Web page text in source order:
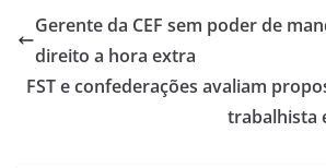
Gerente da CEF sem poder de
direito a hora extra
FST e confederações avaliam
trabalhista